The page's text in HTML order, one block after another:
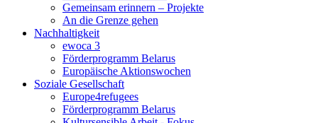
Gemeinsam erinnern – Projekte
An die Grenze gehen
Nachhaltigkeit
ewoca 3
Förderprogramm Belarus
Europäische Aktionswochen
Soziale Gesellschaft
Europe4refugees
Förderprogramm Belarus